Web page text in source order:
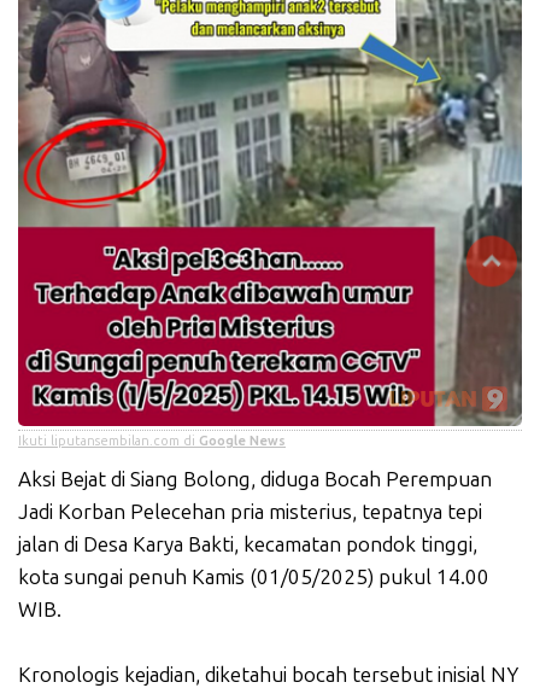
Ikuti liputansembilan.com di Google News
Aksi Bejat di Siang Bolong, diduga Bocah Perempuan
Jadi Korban Pelecehan pria misterius, tepatnya tepi
jalan di Desa Karya Bakti, kecamatan pondok tinggi,
kota sungai penuh Kamis (01/05/2025) pukul 14.00
WIB.
Kronologis kejadian, diketahui bocah tersebut inisial NY